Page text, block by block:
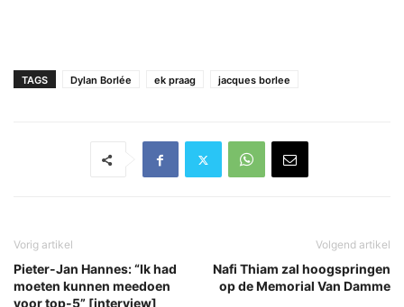
TAGS Dylan Borlée ek praag jacques borlee
Vorig artikel
Pieter-Jan Hannes: “Ik had
moeten kunnen meedoen
voor top-5” [interview]
Volgend artikel
Nafi Thiam zal hoogspringen
op de Memorial Van Damme